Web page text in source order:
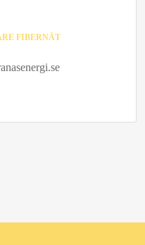
FIBERNÄT